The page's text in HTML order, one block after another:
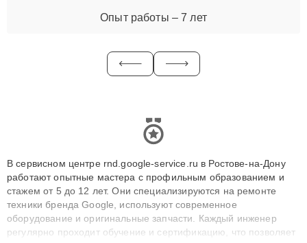
Опыт работы – 7 лет
В сервисном центре rnd.google-service.ru в Ростове-на-Дону
работают опытные мастера с профильным образованием и
стажем от 5 до 12 лет. Они специализируются на ремонте
техники бренда Google, используют современное
оборудование и оригинальные запчасти. Каждый инженер
регулярно проходит обучение и сертификацию, что позволяет